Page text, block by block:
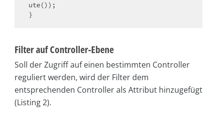
ute());
}
Filter auf Controller-Ebene
Soll der Zugriff auf einen bestimmten Controller
reguliert werden, wird der Filter dem
entsprechenden Controller als Attribut hinzugefügt
(Listing 2).